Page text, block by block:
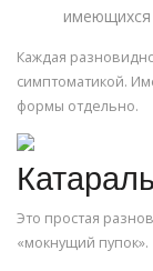
Каждая
симптоматикой.
формы отдельно.
Это простая
«мокнущий пупок».